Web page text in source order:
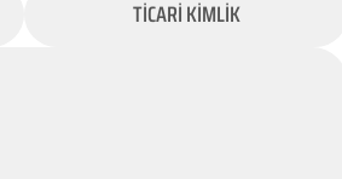
TİCARİ KİMLİK